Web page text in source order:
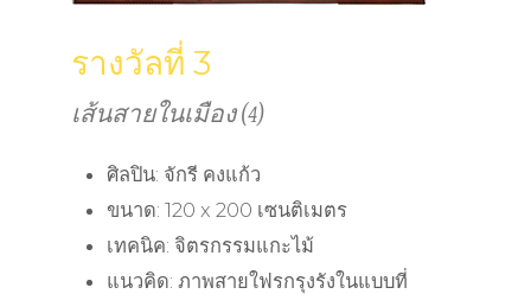
รางวัลที่ 3
เส้นสายในเมือง (4)
ศิลปิน: จักรี คงแก้ว
ขนาด: 120 x 200 เซนติเมตร
เทคนิค: จิตรกรรมแกะไม้
แนวคิด: ภาพสายใฟรกรุงรังในแบบที่